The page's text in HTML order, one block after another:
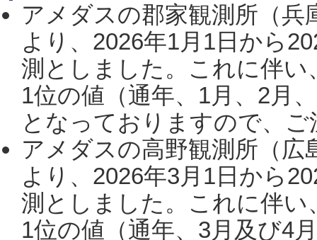
アメダスの郡家観測所（
より、2026年1月1日から
測としました。これに伴い
1位の値（通年、1月、2月
となっておりますので、
アメダスの高野観測所（
より、2026年3月1日から
測としました。これに伴い
1位の値（通年、3月及び4